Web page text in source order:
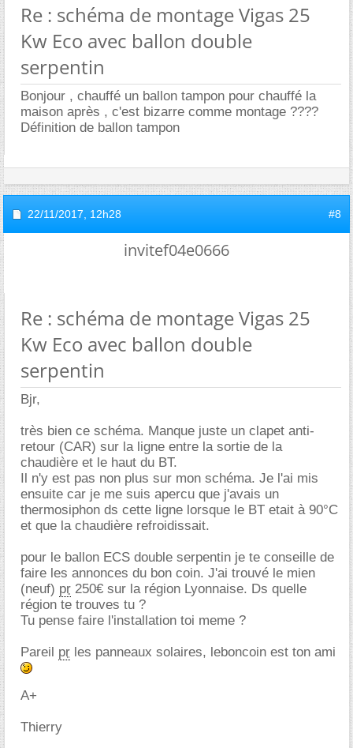
Re : schéma de montage Vigas 25
Kw Eco avec ballon double
serpentin
Bonjour , chauffé un ballon tampon pour chauffé la
maison après , c'est bizarre comme montage ????
Définition de ballon tampon
22/11/2017, 12h28 #8
invitef04e0666
Re : schéma de montage Vigas 25
Kw Eco avec ballon double
serpentin
Bjr,
très bien ce schéma. Manque juste un clapet anti-
retour (CAR) sur la ligne entre la sortie de la
chaudière et le haut du BT.
Il n'y est pas non plus sur mon schéma. Je l'ai mis
ensuite car je me suis apercu que j'avais un
thermosiphon ds cette ligne lorsque le BT etait à 90°C
et que la chaudière refroidissait.
pour le ballon ECS double serpentin je te conseille de
faire les annonces du bon coin. J'ai trouvé le mien
(neuf) pr 250€ sur la région Lyonnaise. Ds quelle
région te trouves tu ?
Tu pense faire l'installation toi meme ?
Pareil pr les panneaux solaires, leboncoin est ton ami
A+
Thierry